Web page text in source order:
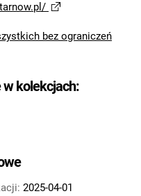
bez ograniczeń
w kolekcjach:
2025-04-01